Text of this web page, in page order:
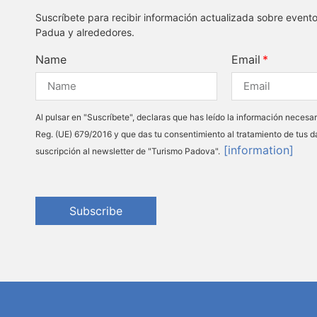
Suscríbete para recibir información actualizada sobre
Padua y alrededores.
Name Email
Al pulsar en "Suscríbete", declaras que has leído la información
Reg. (UE) 679/2016 y que das tu consentimiento al tratamiento de tus
suscripción al newsletter de "Turismo Padova". [information]
Subscribe